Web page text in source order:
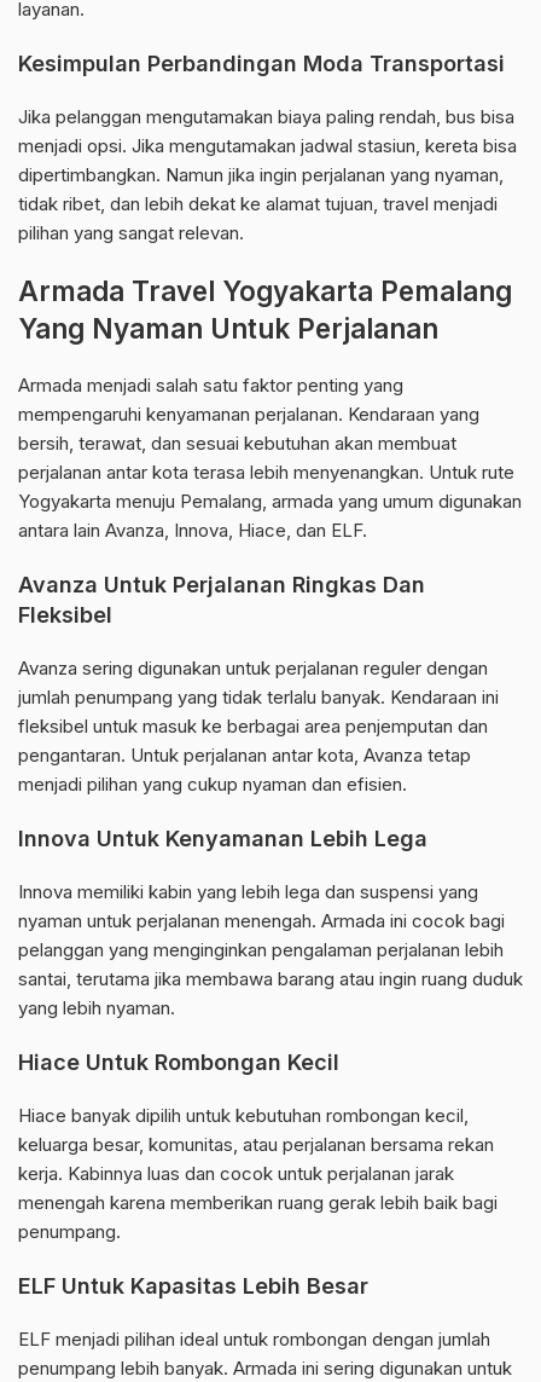
layanan.
Kesimpulan Perbandingan Moda Transportasi
Jika pelanggan mengutamakan biaya paling rendah, bus bisa
menjadi opsi. Jika mengutamakan jadwal stasiun, kereta bisa
dipertimbangkan. Namun jika ingin perjalanan yang nyaman,
tidak ribet, dan lebih dekat ke alamat tujuan, travel menjadi
pilihan yang sangat relevan.
Armada Travel Yogyakarta Pemalang
Yang Nyaman Untuk Perjalanan
Armada menjadi salah satu faktor penting yang
mempengaruhi kenyamanan perjalanan. Kendaraan yang
bersih, terawat, dan sesuai kebutuhan akan membuat
perjalanan antar kota terasa lebih menyenangkan. Untuk rute
Yogyakarta menuju Pemalang, armada yang umum digunakan
antara lain Avanza, Innova, Hiace, dan ELF.
Avanza Untuk Perjalanan Ringkas Dan
Fleksibel
Avanza sering digunakan untuk perjalanan reguler dengan
jumlah penumpang yang tidak terlalu banyak. Kendaraan ini
fleksibel untuk masuk ke berbagai area penjemputan dan
pengantaran. Untuk perjalanan antar kota, Avanza tetap
menjadi pilihan yang cukup nyaman dan efisien.
Innova Untuk Kenyamanan Lebih Lega
Innova memiliki kabin yang lebih lega dan suspensi yang
nyaman untuk perjalanan menengah. Armada ini cocok bagi
pelanggan yang menginginkan pengalaman perjalanan lebih
santai, terutama jika membawa barang atau ingin ruang duduk
yang lebih nyaman.
Hiace Untuk Rombongan Kecil
Hiace banyak dipilih untuk kebutuhan rombongan kecil,
keluarga besar, komunitas, atau perjalanan bersama rekan
kerja. Kabinnya luas dan cocok untuk perjalanan jarak
menengah karena memberikan ruang gerak lebih baik bagi
penumpang.
ELF Untuk Kapasitas Lebih Besar
ELF menjadi pilihan ideal untuk rombongan dengan jumlah
penumpang lebih banyak. Armada ini sering digunakan untuk